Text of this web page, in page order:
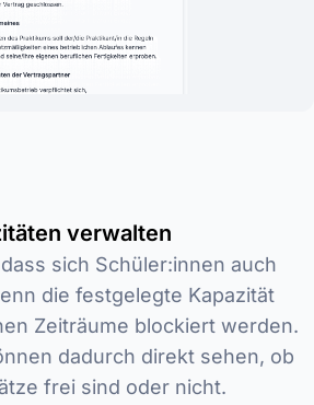
verwalten
sich Schüler:innen auch
die festgelegte Kapazität
Zeiträume blockiert werden.
dadurch direkt sehen, ob
frei sind oder nicht.